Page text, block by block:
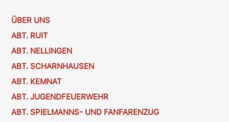
ÜBER UNS
ABT. RUIT
ABT. NELLINGEN
ABT. SCHARNHAUSEN
ABT. KEMNAT
ABT. JUGENDFEUERWEHR
ABT. SPIELMANNS- UND FANFARENZUG